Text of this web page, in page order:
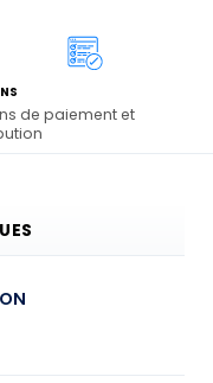
de paiement et